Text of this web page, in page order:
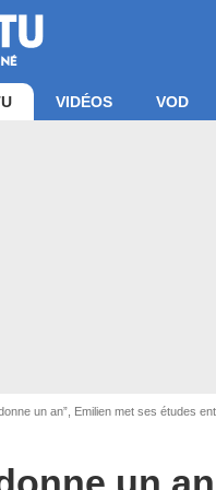
VIDÉOS VOD
un an”, Emilien met ses études